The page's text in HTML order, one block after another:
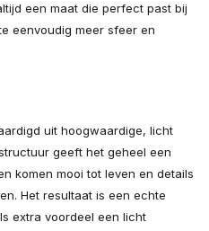
een maat die perfect past bij
eenvoudig meer sfeer en
uit hoogwaardige, licht
geeft het geheel een
komen mooi tot leven en details
Het resultaat is een echte
extra voordeel een licht